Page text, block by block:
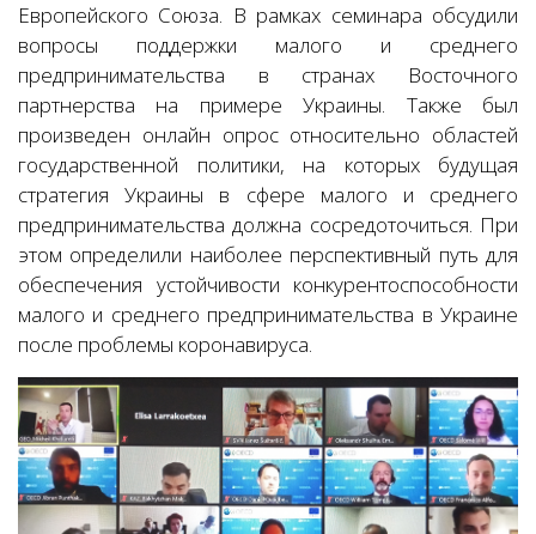
Европейского Союза. В рамках семинара обсудили
вопросы поддержки малого и среднего
предпринимательства в странах Восточного
партнерства на примере Украины. Также был
произведен онлайн опрос относительно областей
государственной политики, на которых будущая
стратегия Украины в сфере малого и среднего
предпринимательства должна сосредоточиться. При
этом определили наиболее перспективный путь для
обеспечения устойчивости конкурентоспособности
малого и среднего предпринимательства в Украине
после проблемы коронавируса.